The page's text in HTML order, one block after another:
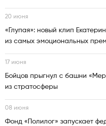
20 июня
«Глупая»: новый клип
из самых эмоциональных
17 июня
Бойцов прыгнул с башни
из стратосферы
08 июня
Фонд «Полилог» запускает